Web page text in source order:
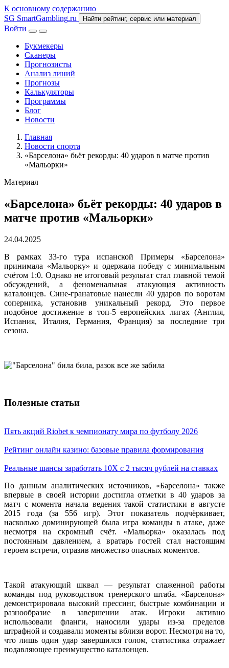
К основному содержанию
SG SmartGambling.ru Найти рейтинг, сервис или материал
Войти
Букмекеры
Сканеры
Прогнозисты
Анализ линий
Прогнозы
Калькуляторы
Программы
Блог
Новости
Главная
Новости спорта
«Барселона» бьёт рекорды: 40 ударов в матче против
«Мальорки»
Материал
«Барселона» бьёт рекорды: 40 ударов в
матче против «Мальорки»
24.04.2025
В рамках 33-го тура испанской Примеры «Барселона»
принимала «Мальорку» и одержала победу с минимальным
счётом 1:0. Однако не итоговый результат стал главной темой
обсуждений, а феноменальная атакующая активность
каталонцев. Сине-гранатовые нанесли 40 ударов по воротам
соперника, установив уникальный рекорд. Это первое
подобное достижение в топ-5 европейских лигах (Англия,
Испания, Италия, Германия, Франция) за последние три
сезона.
Полезные статьи
Пять акций Riobet к чемпионату мира по футболу 2026
Рейтинг онлайн казино: базовые правила формирования
Реальные шансы заработать 10X с 2 тысяч рублей на ставках
По данным аналитических источников, «Барселона» также
впервые в своей истории достигла отметки в 40 ударов за
матч с момента начала ведения такой статистики в августе
2015 года (за 556 игр). Этот показатель подчёркивает,
насколько доминирующей была игра команды в атаке, даже
несмотря на скромный счёт. «Мальорка» оказалась под
постоянным давлением, а вратарь гостей стал настоящим
героем встречи, отразив множество опасных моментов.
Такой атакующий шквал — результат слаженной работы
команды под руководством тренерского штаба. «Барселона»
демонстрировала высокий прессинг, быстрые комбинации и
разнообразие в завершении атак. Игроки активно
использовали фланги, наносили удары из-за пределов
штрафной и создавали моменты вблизи ворот. Несмотря на то,
что лишь один удар завершился голом, статистика отражает
подавляющее преимущество каталонцев.